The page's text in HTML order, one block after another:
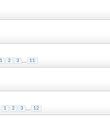
1 2 3 ... 11
1 2 3 ... 12